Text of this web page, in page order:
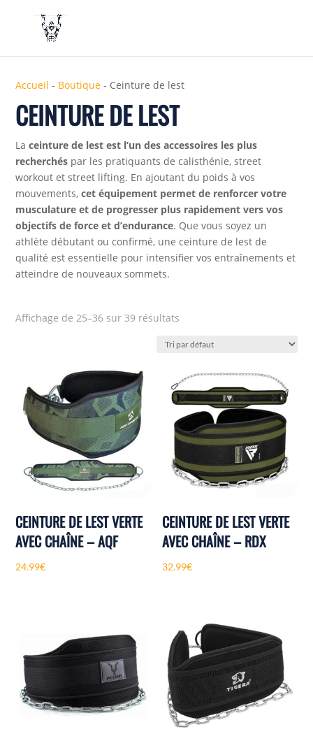
Accueil - Boutique - Ceinture de lest
CEINTURE DE LEST
Laceinture de lest est l’un des accessoires les plus
recherchés par les pratiquants de calisthénie, street
workout et street lifting. En ajoutant du poids à vos
mouvements,cet équipement permet de renforcer votre
musculature et de progresser plus rapidement vers vos
objectifs de force et d’endurance. Que vous soyez un
athlète débutant ou confirmé, une ceinture de lest de
qualité est essentielle pour intensifier vos entraînements et
atteindre de nouveaux sommets.
Affichage de 25–36 sur 39 résultats
CEINTURE DE LEST VERTE
AVEC CHAÎNE – AQF
24.99€
CEINTURE DE LEST VERTE
AVEC CHAÎNE – RDX
32.99€